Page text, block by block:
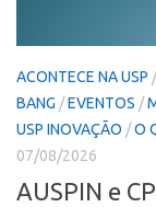
Leis e
Portal do
Inteligência
Polo
Polo
Programas
ACONTECE NA USP
BANG /EVENTOS /
USP INOVAÇÃO /O
07/08/2026
AUSPIN e